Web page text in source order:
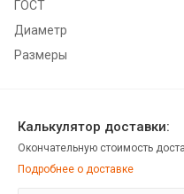
ГОСТ
Диаметр
Размеры
Калькулятор доставки:
Окончательную стоимость
Подробнее о доставке